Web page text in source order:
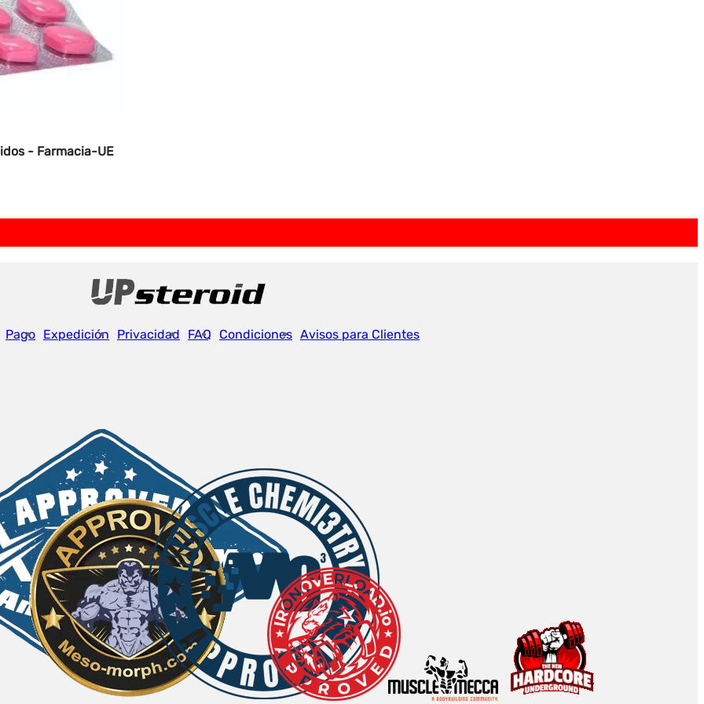
- Farmacia-UE
Pago Expedición Privacidad FAQ Condiciones Avisos para Clientes